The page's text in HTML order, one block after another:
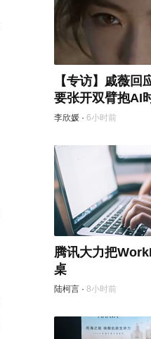
【专访】戚薇回
要张开双臂抱AI
李欣媛 · 6小时前
腾讯大力把
桌
陆柯言 · 8小时前